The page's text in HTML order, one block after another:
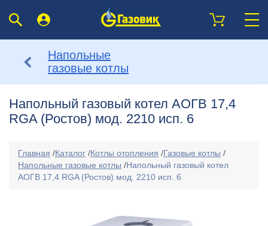
Напольные
газовые котлы
Напольный газовый котел АОГВ 17,4
RGA (Ростов) мод. 2210 исп. 6
Главная /Каталог /Котлы отопления /Газовые котлы /
Напольные газовые котлы /Напольный газовый котел
АОГВ 17,4 RGA (Ростов) мод. 2210 исп. 6